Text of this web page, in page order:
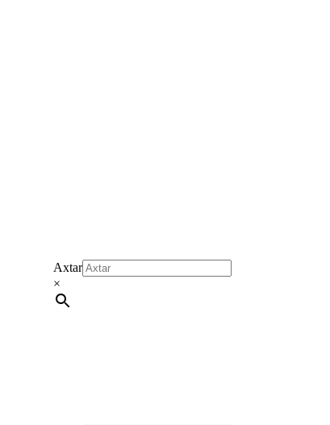
Axtar
×